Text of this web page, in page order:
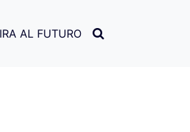
AL FUTURO